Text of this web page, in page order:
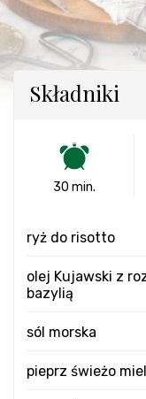
Składniki
30 min.
ryż do risotto
olej Kujawski z
bazylią
sól morska
pieprz świeżo